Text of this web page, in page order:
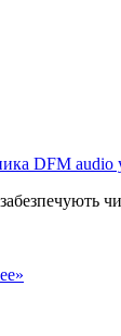
DFM